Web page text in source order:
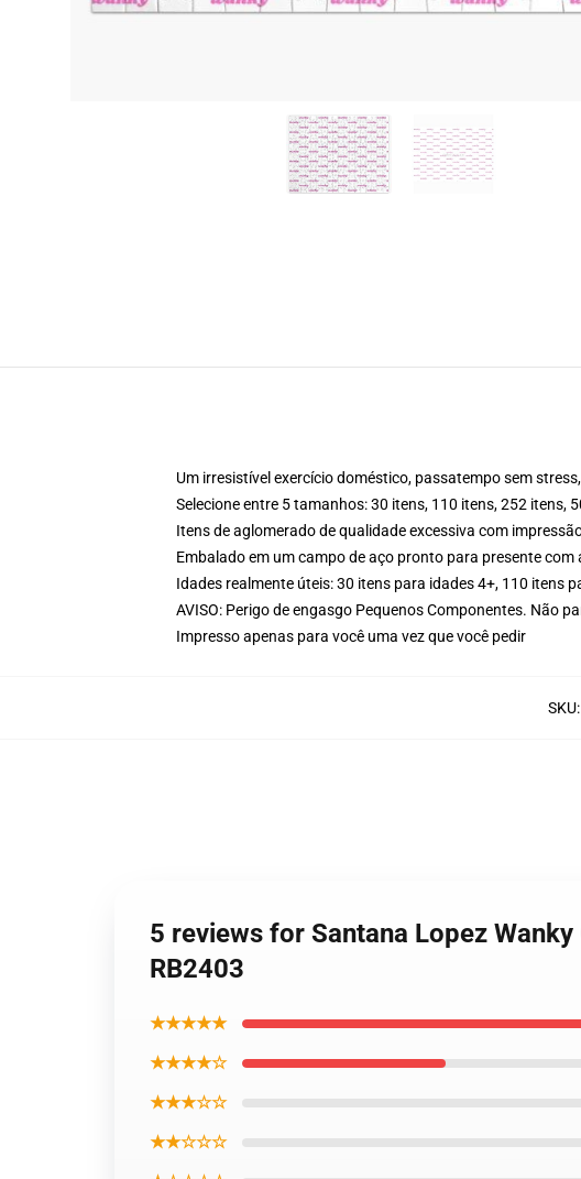
Um irresistível exercício doméstico, passatempo sem
Selecione entre 5 tamanhos: 30 itens, 110 itens, 252 itens,
Itens de aglomerado de qualidade excessiva com
Embalado em um campo de aço pronto para presente
Idades realmente úteis: 30 itens para idades 4+, 110 itens
AVISO: Perigo de engasgo Pequenos Componentes. Não
Impresso apenas para você uma vez que você pedir
SKU:
5 reviews for Santana Lopez
RB2403
★★★★★
★★★★☆
★★★☆☆
★★☆☆☆